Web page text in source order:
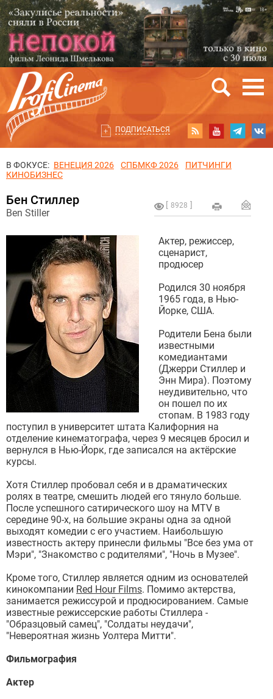
ПОДПИСАТЬСЯ
В ФОКУСЕ: ВЕНЕЦИЯ 2026 СПБМКФ 2026
ПИТЧИНГИ
КИНОБИЗНЕС
8928
Бен Стиллер
Ben Stiller
Актер, режиссер,
сценарист,
продюсер
Родился 30 ноября
1965 года, в Нью-
Йорке, США.
Родители Бена были
известными
комедиантами
(Джерри Стиллер и
Энн Мира). Поэтому
неудивительно, что
он пошел по их
стопам. В 1983 году
поступил в университет штата Калифорния на
отделение кинематографа, через 9 месяцев бросил и
вернулся в Нью-Йорк, где записался на актёрские
курсы.
Хотя Стиллер пробовал себя и в драматических
ролях в театре, смешить людей его тянуло больше.
После успешного сатирического шоу на MTV в
середине 90-х, на большие экраны одна за одной
выходят комедии с его участием. Наибольшую
известность актеру принесли фильмы "Все без ума от
Мэри", "Знакомство с родителями", "Ночь в Музее".
Кроме того, Стиллер является одним из основателей
кинокомпании Red Hour Films. Помимо актерства,
занимается режиссурой и продюсированием. Самые
известные режиссерские работы Стиллера -
"Образцовый самец", "Солдаты неудачи",
"Невероятная жизнь Уолтера Митти".
Фильмография
Актер